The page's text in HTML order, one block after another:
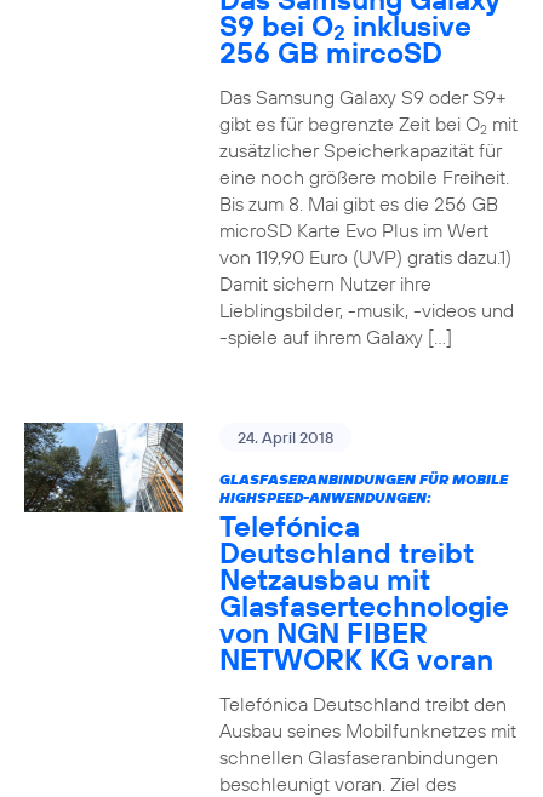
S9 bei O2 inklusive
256 GB mircoSD
Das Samsung Galaxy S9 oder S9+
gibt es für begrenzte Zeit bei O2mit
zusätzlicher Speicherkapazität für
eine noch größere mobile Freiheit.
Bis zum 8. Mai gibt es die 256 GB
microSD Karte Evo Plus im Wert
von 119,90 Euro (UVP) gratis dazu.1)
Damit sichern Nutzer ihre
Lieblingsbilder, -musik, -videos und
-spiele auf ihrem Galaxy […]
24. April 2018
GLASFASERANBINDUNGEN FÜR MOBILE
HIGHSPEED-ANWENDUNGEN:
Telefónica
Deutschland treibt
Netzausbau mit
Glasfasertechnologie
von NGN FIBER
NETWORK KG voran
Telefónica Deutschland treibt den
Ausbau seines Mobilfunknetzes mit
schnellen Glasfaseranbindungen
beschleunigt voran. Ziel des